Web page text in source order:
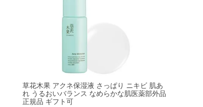
草花木果 アクネ保湿液 さっぱり ニキビ 肌あ
れ うるおいバランス なめらかな肌医薬部外品
正規品 ギフト可